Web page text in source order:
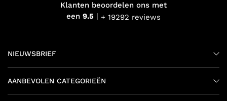
Klanten beoordelen ons met
een 9.5 + 19292 reviews
NIEUWSBRIEF
AANBEVOLEN CATEGORIEËN